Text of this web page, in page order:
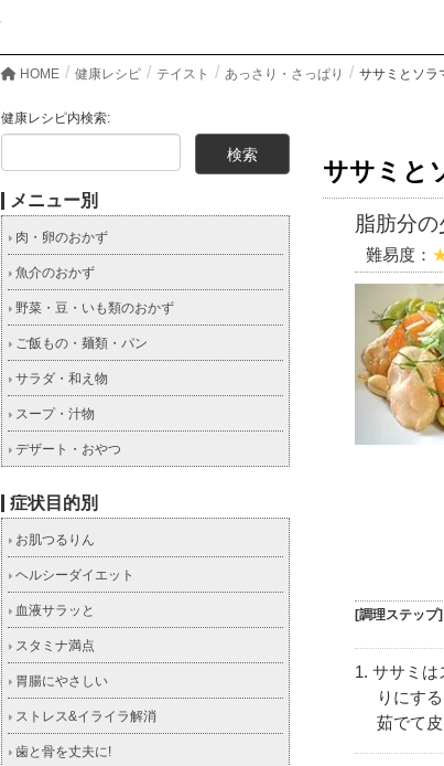
HOME 健康レシピ テイスト あっさり・さっぱり ササミとソラ
ササミと
脂肪分
難易度：
[調理ステップ]
ササミは
りにす
茹でて皮
健康レシピ内検索:
メニュー別
肉・卵のおかず
魚介のおかず
野菜・豆・いも類のおかず
ご飯もの・麺類・パン
サラダ・和え物
スープ・汁物
デザート・おやつ
症状目的別
お肌つるりん
ヘルシーダイエット
血液サラッと
スタミナ満点
胃腸にやさしい
ストレス&イライラ解消
歯と骨を丈夫に!